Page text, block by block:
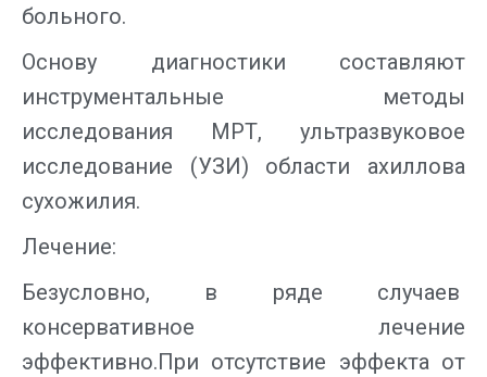
больного.
Основу диагностики составляют
инструментальные методы
исследования МРТ, ультразвуковое
исследование (УЗИ) области ахиллова
сухожилия.
Лечение:
Безусловно, в ряде случаев
консервативное лечение
эффективно.При отсутствие эффекта от